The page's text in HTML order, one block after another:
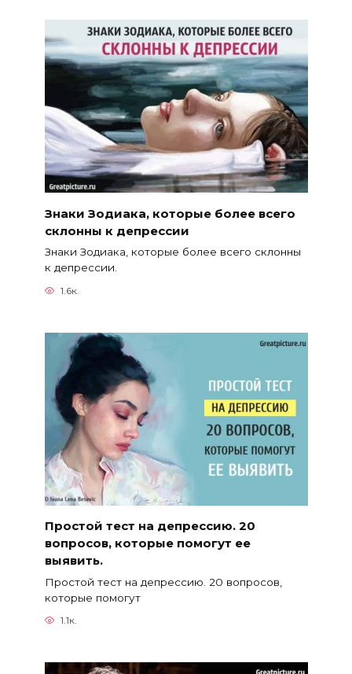
Знаки Зодиака, которые более всего
склонны к депрессии
Знаки Зодиака, которые более всего склонны
к депрессии.
1.6к.
Простой тест на депрессию. 20
вопросов, которые помогут ее
выявить.
Простой тест на депрессию. 20 вопросов,
которые помогут
1.1к.